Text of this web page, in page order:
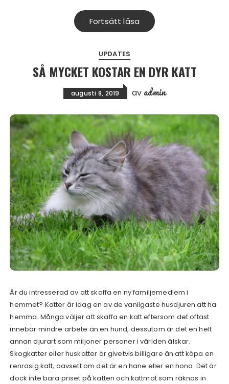
Fortsätt läsa
UPDATES
SÅ MYCKET KOSTAR EN DYR KATT
augusti 8, 2019 av admin
Är du intresserad av att skaffa en ny familjemedlem i
hemmet? Katter är idag en av de vanligaste husdjuren att ha
hemma. Många väljer att skaffa en katt eftersom det oftast
innebär mindre arbete än en hund, dessutom är det en helt
annan djurart som miljoner personer i världen älskar.
Skogkatter eller huskatter är givetvis billigare än att köpa en
renrasig katt, oavsett om det är en hane eller en hona. Det är
dock inte bara priset på katten och kattmat som räknas in